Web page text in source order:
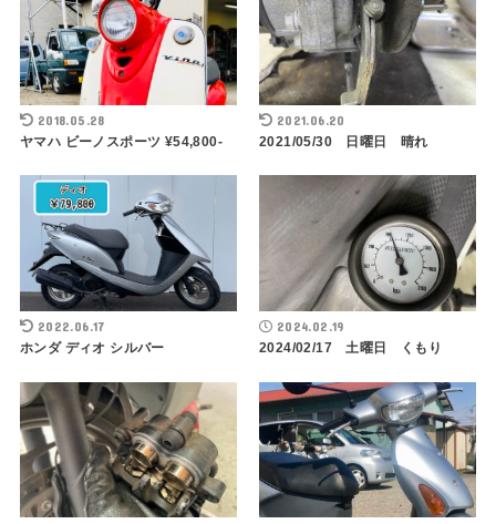
2018.05.28
ヤマハ ビーノスポーツ ¥54,800-
2021.06.20
2021/05/30 日曜日 晴れ
2022.06.17
ホンダ ディオ シルバー
2024.02.19
2024/02/17 土曜日 くもり